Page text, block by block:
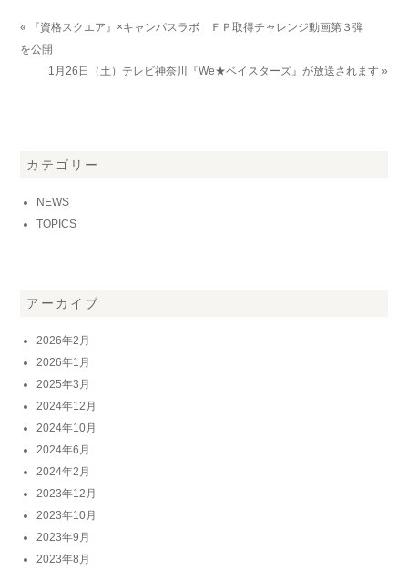
« 『資格スクエア』×キャンパスラボ ＦＰ取得チャレンジ動画第３弾
を公開
1月26日（土）テレビ神奈川『We★ベイスターズ』が放送されます »
カテゴリー
NEWS
TOPICS
アーカイブ
2026年2月
2026年1月
2025年3月
2024年12月
2024年10月
2024年6月
2024年2月
2023年12月
2023年10月
2023年9月
2023年8月